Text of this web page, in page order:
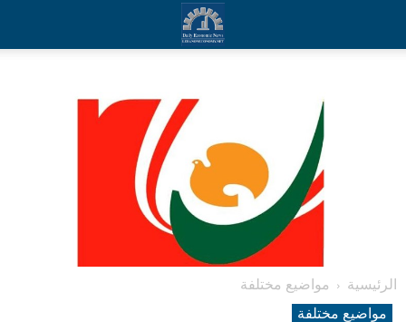
الرئيسية
مواضيع مختلفة
مواضيع مختلفة